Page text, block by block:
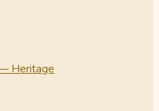
Heritage